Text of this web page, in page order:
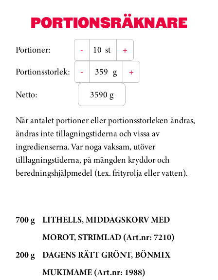
PORTIONSRÄKNARE
Portioner: - st
+
Portionsstorlek:
- g
+
Netto:
3590 g
När antalet portioner eller portionsstorleken ändras,
ändras inte tillagningstiderna och vissa av
ingredienserna. Var noga vaksam, utöver
tilllagningstiderna, på mängden kryddor och
beredningshjälpmedel (t.ex. frityrolja eller vatten).
700 g
LITHELLS, MIDDAGSKORV MED
MOROT, STRIMLAD (Art.nr: 7210)
200 g
DAGENS RÄTT GRÖNT, BÖNMIX
MUKIMAME (Art.nr: 1988)